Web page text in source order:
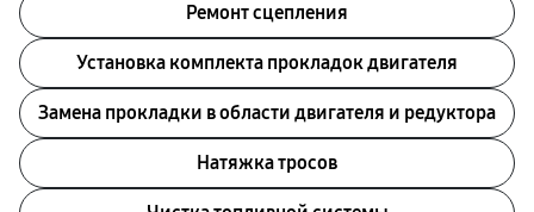
Ремонт сцепления
Установка комплекта прокладок двигателя
Замена прокладки в области двигателя и редуктора
Натяжка тросов